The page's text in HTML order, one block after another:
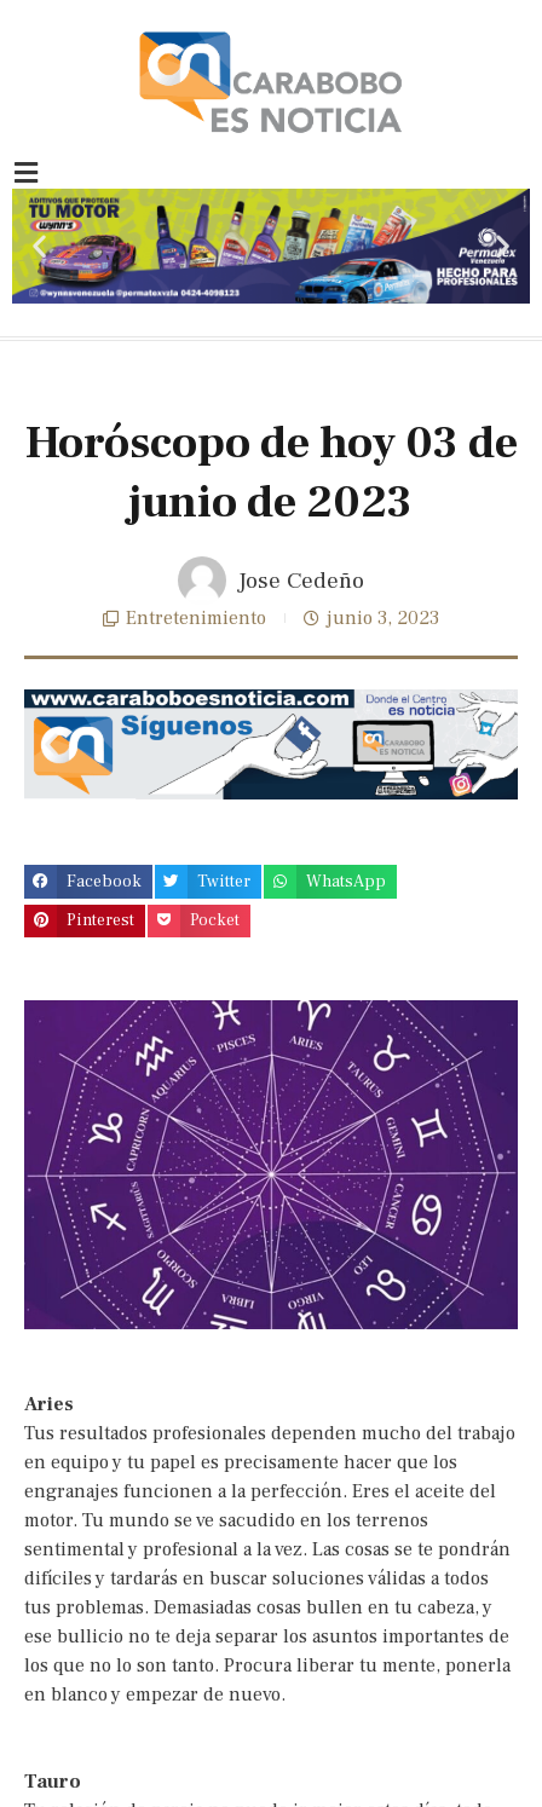
Previous
slide
Horóscopo de hoy 03 de
junio de 2023
Jose Cedeño
Entretenimiento junio 3, 2023
Previous
slide
Next
slide
Facebook Twitter
WhatsApp
Pinterest
Pocket
Aries
Tus resultados profesionales dependen mucho del trabajo
en equipo y tu papel es precisamente hacer que los
engranajes funcionen a la perfección. Eres el aceite del
motor. Tu mundo se ve sacudido en los terrenos
sentimental y profesional a la vez. Las cosas se te pondrán
difíciles y tardarás en buscar soluciones válidas a todos
tus problemas. Demasiadas cosas bullen en tu cabeza, y
ese bullicio no te deja separar los asuntos importantes de
los que no lo son tanto. Procura liberar tu mente, ponerla
en blanco y empezar de nuevo.
Tauro